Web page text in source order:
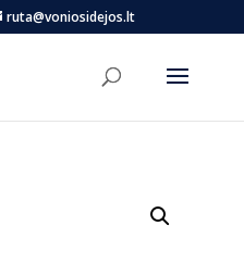
ruta@voniosidejos.lt